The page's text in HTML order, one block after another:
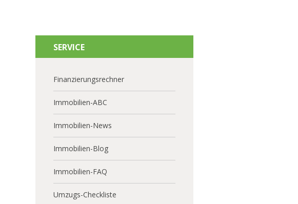
SERVICE
Finanzierungsrechner
Immobilien-ABC
Immobilien-News
Immobilien-Blog
Immobilien-FAQ
Umzugs-Checkliste